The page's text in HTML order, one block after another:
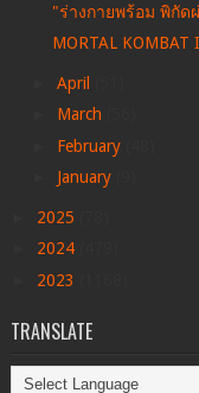
"ร่างกายพร้อม พิกั
MORTAL
April
March
February
January
2025
2024
2023
TRANSLATE